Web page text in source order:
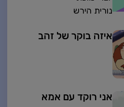
נורית הירש
איזה בוקר של זהב
אני רוקד עם אמא